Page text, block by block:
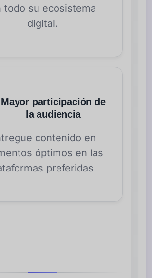
todo su ecosistema
digital.
Mayor participación de
la audiencia
contenido en
óptimos en las
preferidas.